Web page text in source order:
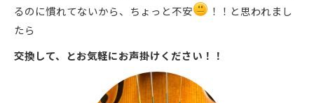
るのに慣れてないから、ちょっと不安
！！と思われまし
たら
交換して、とお気軽にお声掛けください！！